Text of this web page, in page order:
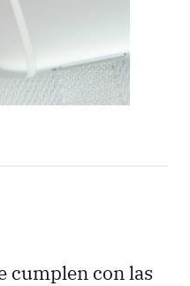
cumplen con las